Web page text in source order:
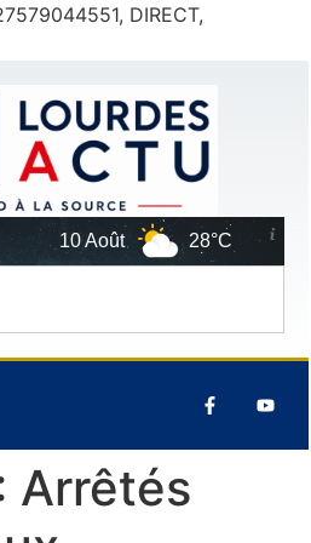
DIRECT,
10 Août 28°C
Arrêtés